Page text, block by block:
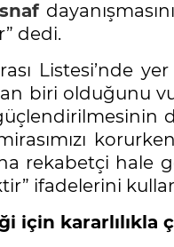
dedi.
Listesi’nde
biri olduğunu
rekabetçi hale
ifadelerini
için kararlılıkla